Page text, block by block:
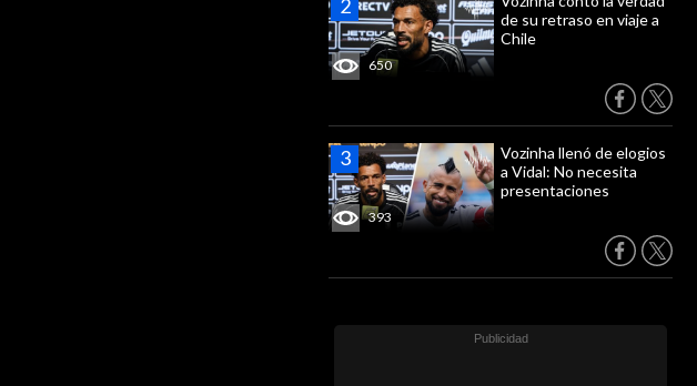
650
de su retraso en viaje a
Chile
393
Vozinha llenó de elogios
a Vidal: No necesita
presentaciones